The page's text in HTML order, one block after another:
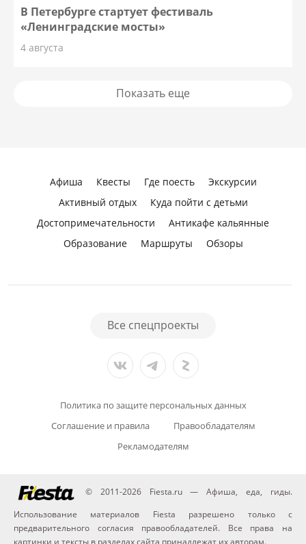
В Петербурге стартует фестиваль
«Ленинградские мосты»
4 августа
Показать еще
Афиша Квесты Где поесть
Экскурсии
Активный отдых
Куда пойти с детьми
Достопримечательности
Антикафе кальянные
Образование
Маршруты Обзоры
Все спецпроекты
Политика по защите персональных данных
Соглашение и правила
Правообладателям
Рекламодателям
© 2011-2026 Fiesta.ru — Афиша, еда, гиды.
Использование материалов Fiesta разрешено только с
предварительного согласия правообладателей. Все права на